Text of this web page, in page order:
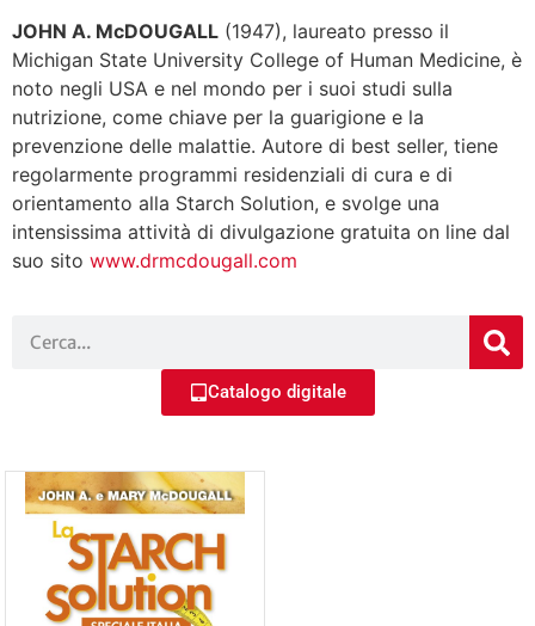
JOHN A. McDOUGALL (1947), laureato presso il
Michigan State University College of Human Medicine, è
noto negli USA e nel mondo per i suoi studi sulla
nutrizione, come chiave per la guarigione e la
prevenzione delle malattie. Autore di best seller, tiene
regolarmente programmi residenziali di cura e di
orientamento alla Starch Solution, e svolge una
intensissima attività di divulgazione gratuita on line dal
suo sito www.drmcdougall.com
Catalogo digitale